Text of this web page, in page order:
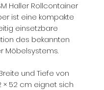
Haller Rollcontainer
ist eine kompakte
einsetzbare
des bekannten
Möbelsystems.
und Tiefe von
× 52 cm eignet sich